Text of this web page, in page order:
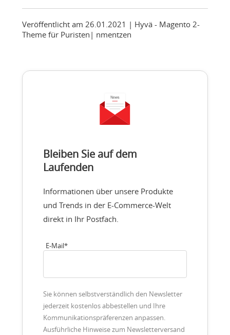
Veröffentlicht am 26.01.2021 | Hyvä - Magento 2-
Theme für Puristen | nmentzen
Bleiben Sie auf dem
Laufenden
Informationen über unsere Produkte
und Trends in der E-Commerce-Welt
direkt in Ihr Postfach.
E-Mail*
Sie können selbstverständlich den Newsletter
jederzeit kostenlos abbestellen und Ihre
Kommunikationspräferenzen anpassen.
Ausführliche Hinweise zum Newsletterversand